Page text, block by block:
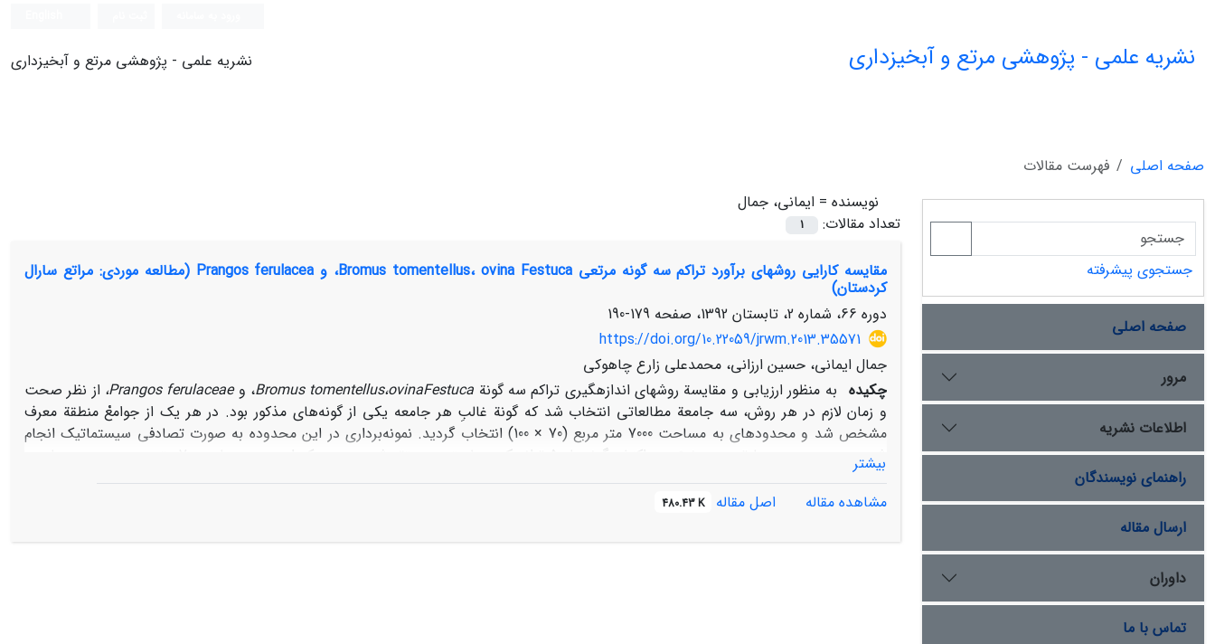
نشریه علمی - پژوهشی مرتع و آبخیزداری نشریه علمی - پژوهشی مرتع و آبخیزداری
صفحه اصلی
فهرست مقالات
نویسنده = ایمانی، جمال
تعداد مقالات:
1
مقایسه کارایی روش‏های برآورد تراکم سه گونه مرتعی Bromus tomentellus، ovina Festuca، و Prangos ferulacea (مطالعه موردی: مراتع سارال
کردستان)
دوره 66، شماره 2، تابستان 1392، صفحه
179-190
https://doi.org/10.22059/jrwm.2013.35571
جمال ایمانی، حسین ارزانی، محمدعلی زارع چاهوکی
چکیده به منظور ارزیابی و مقایسة روش‏های اندازه‏گیری تراکم سه گونة Bromus tomentellus،ovinaFestuca ، وPrangos ferulaceae، از نظر صحت
و زمان لازم در هر روش، سه جامعة مطالعاتی انتخاب شد که گونة غالبِ هر جامعه یکی از گونه‌‏های مذکور بود. در هر یک از جوامعْ منطقة معرف
مشخص شد و محدوده‏ای به مساحت 7000 متر مربع (70 × 100) انتخاب گردید. نمونه‌برداری در این محدوده به صورت تصادفی سیستماتیک انجام
همة پایه‌‏های گونه‌های مذکور با ترانسکت نواری (2 × 100) m
شمرده شد و تراکم واقعی آن‌ها به‌دست آمد. تراکم به‌دست‌آمده از این روشْ شاهد در
ovinaو روش نقطة یک‌چهارم متمرکز در دو جامعة tomentellus Bromus وPrangos ferulacea دارای بیشترین صحت است و روش زاویة منظم در
بیشتر
مشاهده مقاله
اصل مقاله 480.43 K
جستجوی پیشرفته
صفحه اصلی
مرور
اطلاعات نشریه
راهنمای نویسندگان
ارسال مقاله
داوران
تماس با ما